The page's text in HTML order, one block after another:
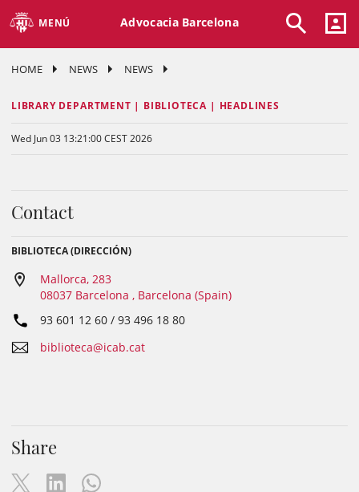
MENÚ Advocacia Barcelona
HOME NEWS NEWS
LIBRARY DEPARTMENT | BIBLIOTECA | HEADLINES
Wed Jun 03 13:21:00 CEST 2026
Contact
BIBLIOTECA (DIRECCIÓN)
Mallorca, 283
08037 Barcelona , Barcelona (Spain)
93 601 12 60 / 93 496 18 80
biblioteca@icab.cat
Share